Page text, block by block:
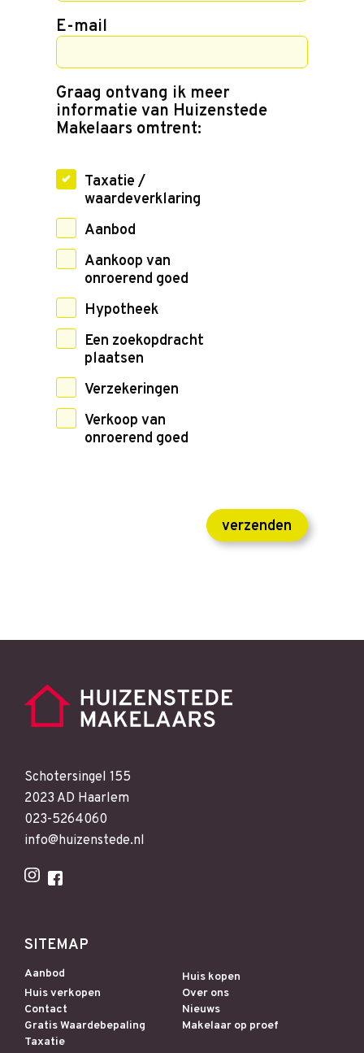
E-mail
Graag ontvang ik meer
informatie van Huizenstede
Makelaars omtrent:
Taxatie /
waardeverklaring
Aanbod
Aankoop van
onroerend goed
Hypotheek
Een zoekopdracht
plaatsen
Verzekeringen
Verkoop van
onroerend goed
Schotersingel 155
2023 AD Haarlem
023-5264060
info@huizenstede.nl
SITEMAP
Aanbod
Huis kopen
Huis verkopen
Over ons
Contact
Nieuws
Gratis Waardebepaling
Makelaar op proef
Taxatie